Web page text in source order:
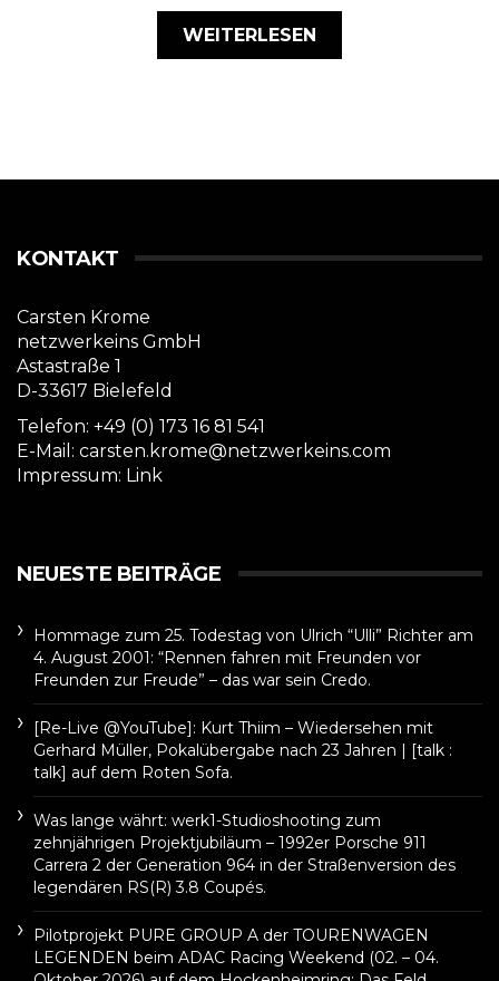
WEITERLESEN
KONTAKT
Carsten Krome
netzwerkeins GmbH
Astastraße 1
D-33617 Bielefeld
Telefon: +49 (0) 173 16 81 541
E-Mail: carsten.krome@netzwerkeins.com
Impressum: Link
NEUESTE BEITRÄGE
Hommage zum 25. Todestag von Ulrich “Ulli” Richter am
4. August 2001: “Rennen fahren mit Freunden vor
Freunden zur Freude” – das war sein Credo.
[Re-Live @YouTube]: Kurt Thiim – Wiedersehen mit
Gerhard Müller, Pokalübergabe nach 23 Jahren | [talk :
talk] auf dem Roten Sofa.
Was lange währt: werk1-Studioshooting zum
zehnjährigen Projektjubiläum – 1992er Porsche 911
Carrera 2 der Generation 964 in der Straßenversion des
legendären RS(R) 3.8 Coupés.
Pilotprojekt PURE GROUP A der TOURENWAGEN
LEGENDEN beim ADAC Racing Weekend (02. – 04.